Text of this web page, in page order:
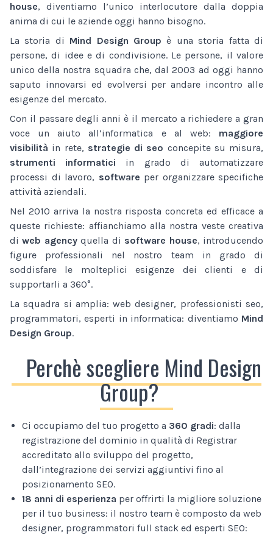
house, diventiamo l’unico interlocutore dalla doppia
anima di cui le aziende oggi hanno bisogno.
La storia di Mind Design Group è una storia fatta di
persone, di idee e di condivisione. Le persone, il valore
unico della nostra squadra che, dal 2003 ad oggi hanno
saputo innovarsi ed evolversi per andare incontro alle
esigenze del mercato.
Con il passare degli anni è il mercato a richiedere a gran
voce un aiuto all’informatica e al web: maggiore
visibilità in rete, strategie di seo concepite su misura,
strumenti informatici in grado di automatizzare
processi di lavoro, software per organizzare specifiche
attività aziendali.
Nel 2010 arriva la nostra risposta concreta ed efficace a
queste richieste: affianchiamo alla nostra veste creativa
diweb agencyquella di software house, introducendo
figure professionali nel nostro team in grado di
soddisfare le molteplici esigenze dei clienti e di
supportarli a 360°.
La squadra si amplia: web designer, professionisti seo,
programmatori, esperti in informatica: diventiamo Mind
Design Group.
Perchè scegliere Mind Design
Group?
Ci occupiamo del tuo progetto a 360 gradi: dalla
registrazione del dominio in qualità di Registrar
accreditato allo sviluppo del progetto,
dall’integrazione dei servizi aggiuntivi fino al
posizionamento SEO.
18 anni di esperienza per offrirti la migliore soluzione
per il tuo business: il nostro team è composto da web
designer, programmatori full stack ed esperti SEO: